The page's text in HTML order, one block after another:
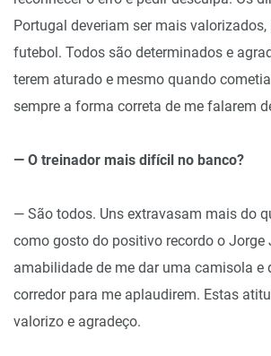
Portugal deveriam ser mais valorizados,
futebol. Todos são determinados e
terem aturado e mesmo quando
sempre a forma correta de me falarem
— O treinador mais difícil no banco?
— São todos. Uns extravasam mais do
como gosto do positivo recordo o Jorge
amabilidade de me dar uma camisola e
corredor para me aplaudirem. Estas
valorizo e agradeço.